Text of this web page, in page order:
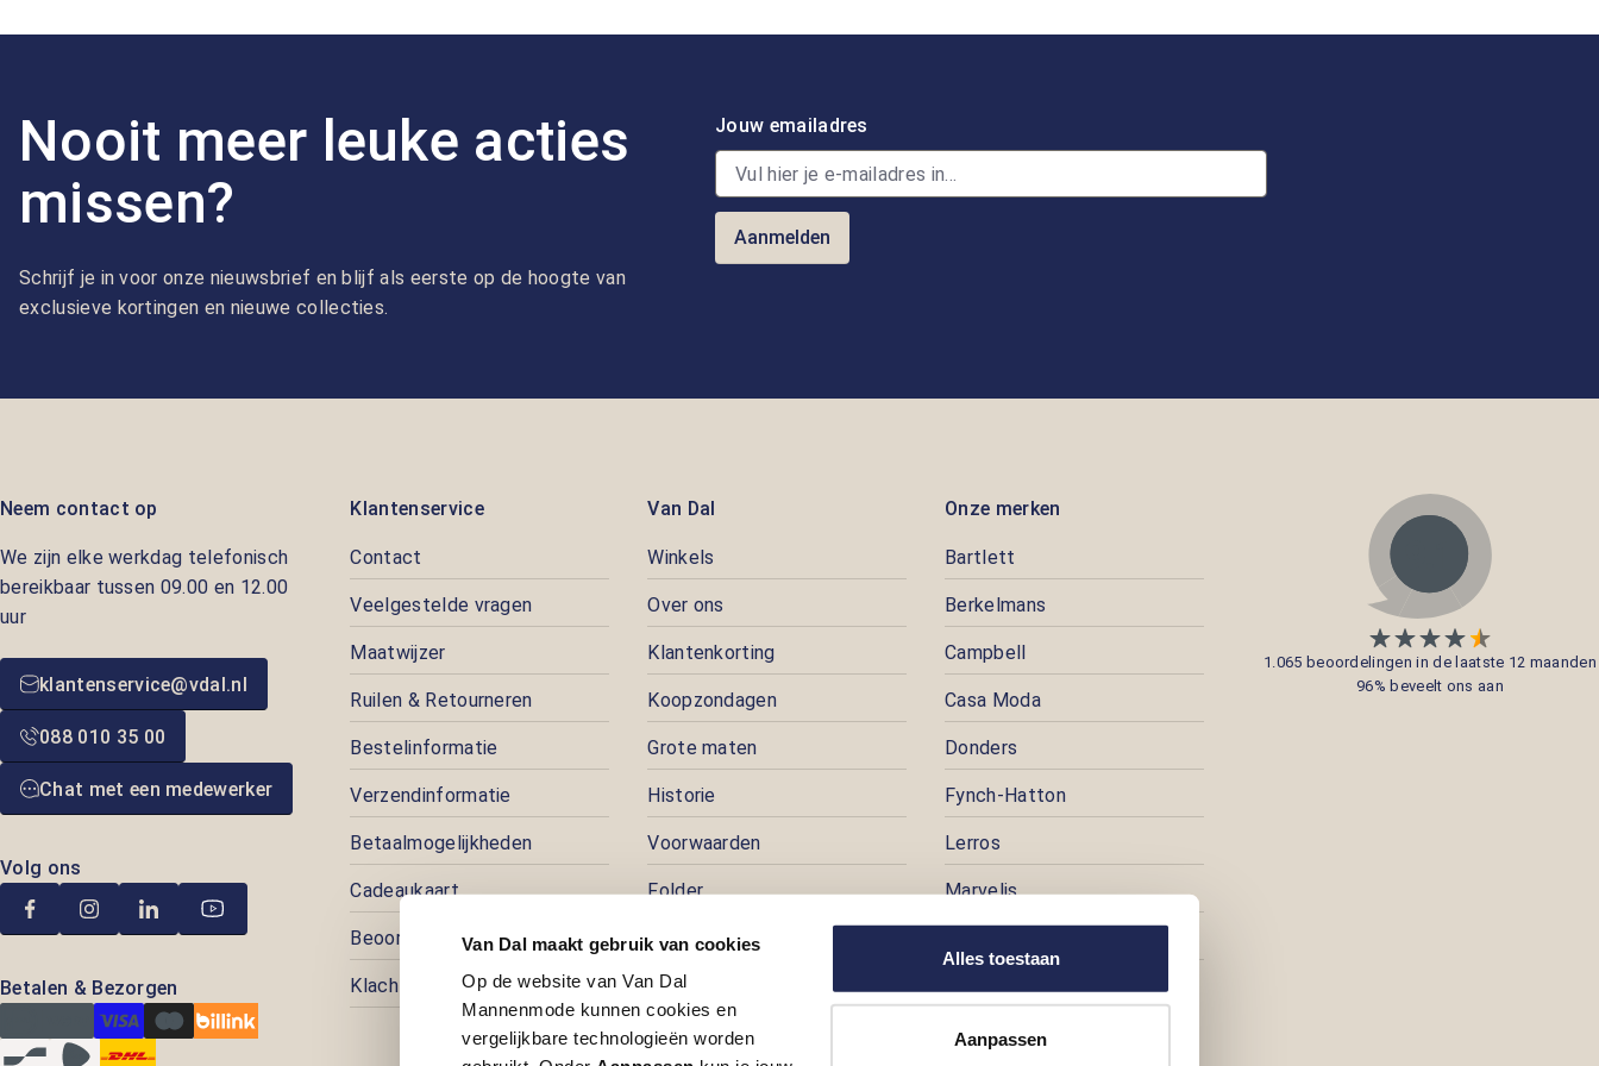
Van Dal maakt gebruik van cookies
Op de website van Van Dal
Mannenmode kunnen cookies en
vergelijkbare technologieën worden
Alles toestaan
Aanpassen
Nooit meer leuke acties
missen?
Schrijf je in voor onze nieuwsbrief en blijf als eerste op de hoogte van
exclusieve kortingen en nieuwe collecties.
Jouw emailadres
Aanmelden
Neem contact op
We zijn elke werkdag telefonisch
bereikbaar tussen 09.00 en 12.00
uur
klantenservice@vdal.nl
088 010 35 00
Chat met een medewerker
Volg ons
Betalen & Bezorgen
Klantenservice
Contact
Veelgestelde vragen
Maatwijzer
Ruilen & Retourneren
Bestelinformatie
Verzendinformatie
Betaalmogelijkheden
Cadeaukaart
Beoordelingen
Klachtenafhandeling
Van Dal
Winkels
Over ons
Klantenkorting
Koopzondagen
Grote maten
Historie
Voorwaarden
Folder
Pers
Prijspuzzel
Vacatures
Onze merken
Bartlett
Berkelmans
Campbell
Casa Moda
Donders
Fynch-Hatton
Lerros
Marvelis
1.065 beoordelingen in de laatste 12 maanden
96% beveelt ons aan